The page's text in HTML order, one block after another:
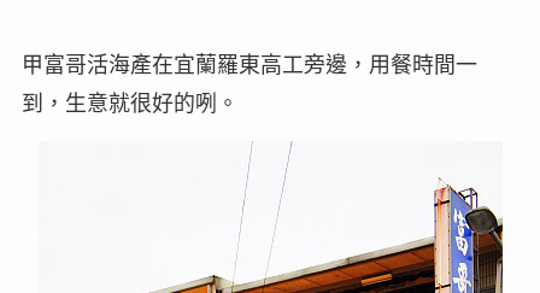
甲富哥活海產在宜蘭羅東高工旁邊，用餐時間一
到，生意就很好的咧。